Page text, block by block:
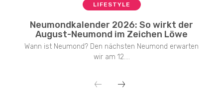
LIFESTYLE
Neumondkalender 2026: So wirkt der
August-Neumond im Zeichen Löwe
Wann ist Neumond? Den nächsten Neumond erwarten
wir am 12....